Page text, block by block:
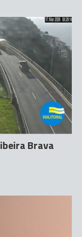
Brava